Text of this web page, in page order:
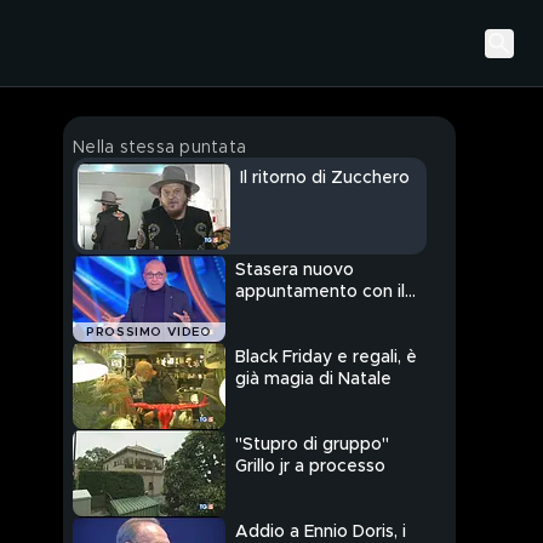
Nella stessa puntata
Il ritorno di Zucchero
PROSSIMO VIDEO
Stasera nuovo
appuntamento con il
Black Friday e regali, è
già magia di Natale
"Stupro di gruppo"
Grillo jr a processo
Addio a Ennio Doris, i